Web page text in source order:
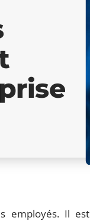
employés. Il est